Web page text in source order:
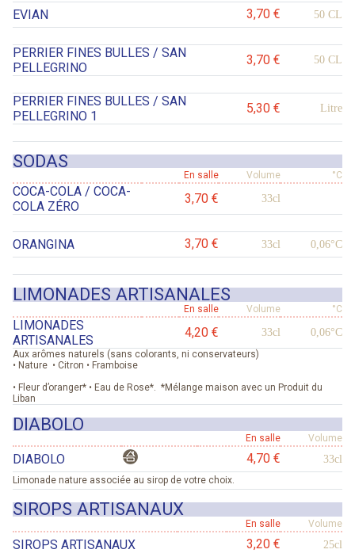
EVIAN 3,70 € 50 CL
PERRIER FINES BULLES / SAN
PELLEGRINO
3,70 € 50 CL
PERRIER FINES BULLES / SAN
PELLEGRINO 1
5,30 € Litre
SODAS
En salle Volume °C
COCA-COLA / COCA-
COLA ZÉRO
3,70 € 33cl
ORANGINA 3,70 € 33cl 0,06°C
LIMONADES ARTISANALES
En salle Volume °C
LIMONADES
ARTISANALES
4,20 € 33cl 0,06°C
Aux arômes naturels (sans colorants, ni conservateurs)
• Nature • Citron • Framboise
• Fleur d’oranger* • Eau de Rose*. *Mélange maison avec un Produit du
Liban
DIABOLO
En salle Volume
DIABOLO 4,70 € 33cl
Limonade nature associée au sirop de votre choix.
SIROPS ARTISANAUX
En salle Volume
SIROPS ARTISANAUX 3,20 € 25cl